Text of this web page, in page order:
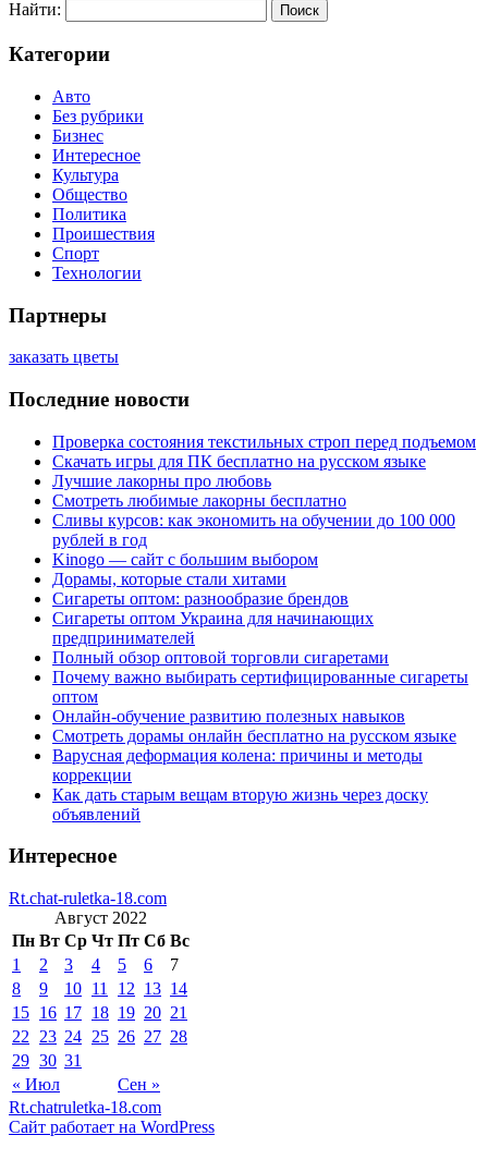
Найти:
Категории
Авто
Без рубрики
Бизнес
Интересное
Культура
Общество
Политика
Проишествия
Спорт
Технологии
Партнеры
заказать цветы
Последние новости
Проверка состояния текстильных строп перед подъемом
Скачать игры для ПК бесплатно на русском языке
Лучшие лакорны про любовь
Смотреть любимые лакорны бесплатно
Сливы курсов: как экономить на обучении до 100 000
рублей в год
Kinogo — сайт с большим выбором
Дорамы, которые стали хитами
Сигареты оптом: разнообразие брендов
Сигареты оптом Украина для начинающих
предпринимателей
Полный обзор оптовой торговли сигаретами
Почему важно выбирать сертифицированные сигареты
оптом
Онлайн-обучение развитию полезных навыков
Смотреть дорамы онлайн бесплатно на русском языке
Варусная деформация колена: причины и методы
коррекции
Как дать старым вещам вторую жизнь через доску
объявлений
Интересное
Rt.chat-ruletka-18.com
Август 2022
Пн Вт Ср Чт Пт Сб Вс
« Июл Сен »
1 2 3 4 5 6
7
8
9 10 11 12 13 14
15 16 17 18 19 20 21
22
23 24 25 26 27 28
29 30 31
Rt.chatruletka-18.com
Сайт работает на WordPress